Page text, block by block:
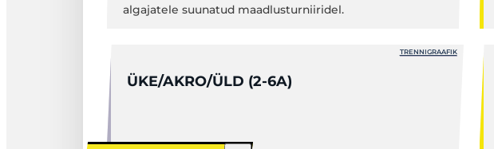
algajatele suunatud maadlusturniiridel.
ÜKE/AKRO/ÜLD (2-6A)
TRENNIGRAAFIK